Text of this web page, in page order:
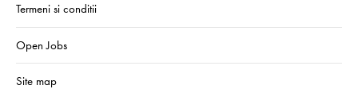
Termeni si conditii
Open Jobs
Site map